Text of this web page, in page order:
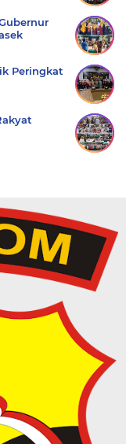
Peringkat